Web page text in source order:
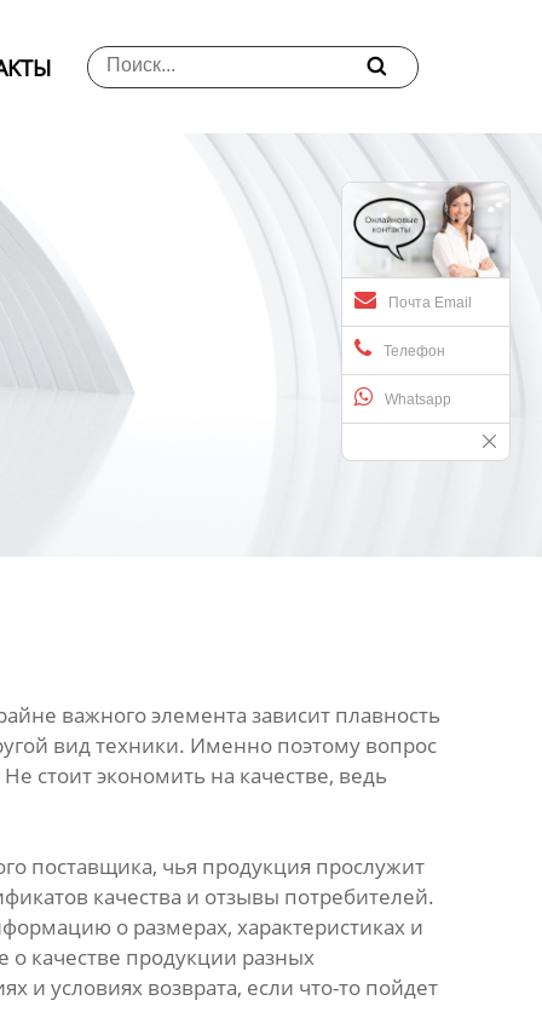

Почта Email
Телефон
Whatsapp
важного элемента зависит плавность
вид техники. Именно поэтому вопрос
стоит экономить на качестве, ведь
поставщика, чья продукция прослужит
качества и отзывы потребителей.
о размерах, характеристиках и
качестве продукции разных
и условиях возврата, если что-то пойдет